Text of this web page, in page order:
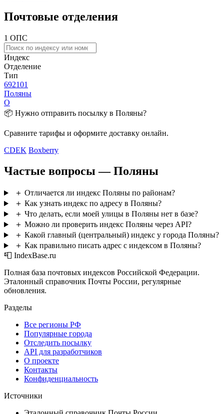
Почтовые отделения
1 ОПС
Индекс
Отделение
Тип
692101
Поляны
О
📦 Нужно отправить посылку в Поляны?
Сравните тарифы и оформите доставку онлайн.
CDEK Boxberry
Частые вопросы — Поляны
＋ Отличается ли индекс Поляны по районам?
＋ Как узнать индекс по адресу в Поляны?
＋ Что делать, если моей улицы в Поляны нет в базе?
＋ Можно ли проверить индекс Поляны через API?
＋ Какой главный (центральный) индекс у города Поляны?
＋ Как правильно писать адрес с индексом в Поляны?
📮 IndexBase.ru
Полная база почтовых индексов Российской Федерации.
Эталонный справочник Почты России, регулярные
обновления.
Разделы
Все регионы РФ
Популярные города
Отследить посылку
API для разработчиков
О проекте
Контакты
Конфиденциальность
Источники